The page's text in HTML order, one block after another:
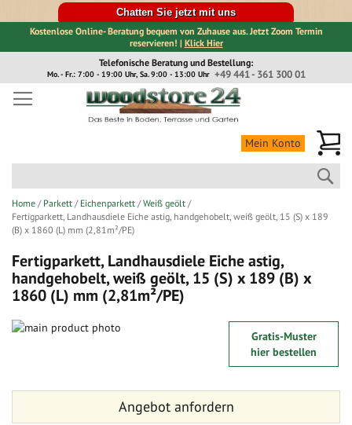
Chatten Sie jetzt mit uns
Kostenlose Online- Beratung bequem von Zuhause aus. Jetzt Zoom Termin
reservieren! | Klick Hier
Inhalt
Telefonische Beratung und Bestellung:
+49 441 - 361 300 01
Mo. - Fr.: 7:00 - 19:00 Uhr, Sa. 9:00 - 13:00 Uhr
Mein Konto
Home Parkett Eichenparkett
Weiß geölt
Fertigparkett, Landhausdiele Eiche astig, handgehobelt, weiß geölt, 15 (S) x 189
(B) x 1860 (L) mm (2,81m²/PE)
Fertigparkett, Landhausdiele Eiche astig,
handgehobelt, weiß geölt, 15 (S) x 189 (B) x
1860 (L) mm (2,81m²/PE)
Gratis-Muster
hier bestellen
Zum
springen
Bildergalerie
Angebot anfordern